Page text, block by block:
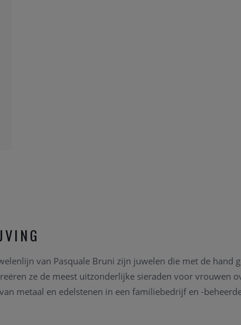
van Pasquale Bruni zijn juwelen die met de hand
ze de meest uitzonderlijke sieraden voor vrouwen
metaal en edelstenen in een familiebedrijf en -